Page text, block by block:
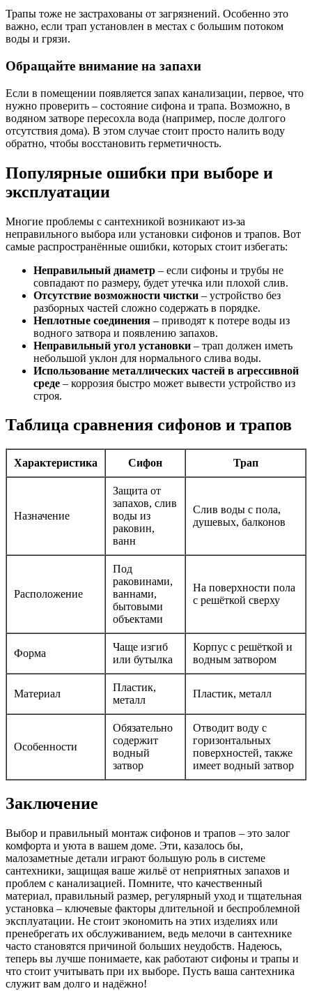
Трапы тоже не застрахованы от загрязнений. Особенно это
важно, если трап установлен в местах с большим потоком
воды и грязи.
Обращайте внимание на запахи
Если в помещении появляется запах канализации, первое, что
нужно проверить – состояние сифона и трапа. Возможно, в
водяном затворе пересохла вода (например, после долгого
отсутствия дома). В этом случае стоит просто налить воду
обратно, чтобы восстановить герметичность.
Популярные ошибки при выборе и
эксплуатации
Многие проблемы с сантехникой возникают из-за
неправильного выбора или установки сифонов и трапов. Вот
самые распространённые ошибки, которых стоит избегать:
Неправильный диаметр – если сифоны и трубы не
совпадают по размеру, будет утечка или плохой слив.
Отсутствие возможности чистки – устройство без
разборных частей сложно содержать в порядке.
Неплотные соединения – приводят к потере воды из
водного затвора и появлению запахов.
Неправильный угол установки – трап должен иметь
небольшой уклон для нормального слива воды.
Использование металлических частей в агрессивной
среде – коррозия быстро может вывести устройство из
строя.
Таблица сравнения сифонов и трапов
Характеристика Сифон Трап
Назначение
Защита от
запахов, слив
воды из
раковин,
ванн
Слив воды с пола,
душевых, балконов
Расположение
Под
раковинами,
ваннами,
бытовыми
объектами
На поверхности пола
с решёткой сверху
Форма
Чаще изгиб
или бутылка
Корпус с решёткой и
водным затвором
Материал
Пластик,
металл
Пластик, металл
Особенности
Обязательно
содержит
водный
затвор
Отводит воду с
горизонтальных
поверхностей, также
имеет водный затвор
Заключение
Выбор и правильный монтаж сифонов и трапов – это залог
комфорта и уюта в вашем доме. Эти, казалось бы,
малозаметные детали играют большую роль в системе
сантехники, защищая ваше жильё от неприятных запахов и
проблем с канализацией. Помните, что качественный
материал, правильный размер, регулярный уход и тщательная
установка – ключевые факторы длительной и беспроблемной
эксплуатации. Не стоит экономить на этих изделиях или
пренебрегать их обслуживанием, ведь мелочи в сантехнике
часто становятся причиной больших неудобств. Надеюсь,
теперь вы лучше понимаете, как работают сифоны и трапы и
что стоит учитывать при их выборе. Пусть ваша сантехника
служит вам долго и надёжно!